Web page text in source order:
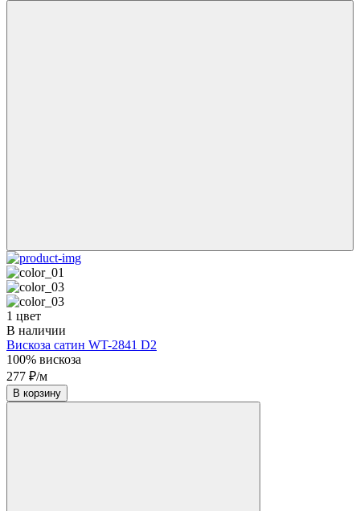
1 цвет
В наличии
Вискоза сатин WT-2841 D2
100% вискоза
277 ₽/м
В корзину